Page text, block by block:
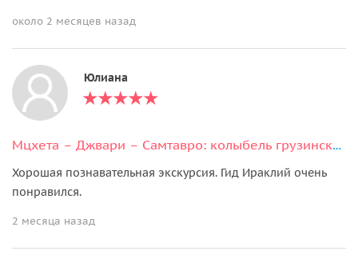
около 2 месяцев назад
Юлиана
Мцхета – Джвари – Самтавро: колыбель грузинского христианства
Хорошая познавательная экскурсия. Гид Ираклий очень
понравился.
2 месяца назад